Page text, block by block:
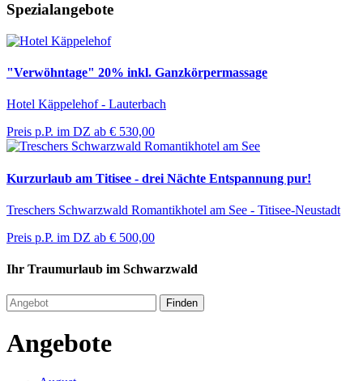
Spezialangebote
"Verwöhntage" 20% inkl. Ganzkörpermassage
Hotel Käppelehof - Lauterbach
Preis p.P. im DZ ab € 530,00
Kurzurlaub am Titisee - drei Nächte Entspannung pur!
Treschers Schwarzwald Romantikhotel am See - Titisee-Neustadt
Preis p.P. im DZ ab € 500,00
Ihr Traumurlaub im Schwarzwald
Finden
Angebote